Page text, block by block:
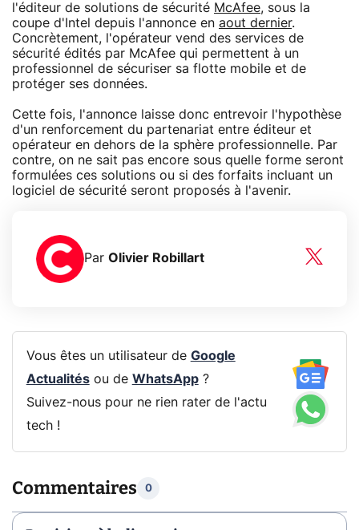
l'éditeur de solutions de sécurité McAfee, sous la
coupe d'Intel depuis l'annonce en aout dernier.
Concrètement, l'opérateur vend des services de
sécurité édités par McAfee qui permettent à un
professionnel de sécuriser sa flotte mobile et de
protéger ses données.
Cette fois, l'annonce laisse donc entrevoir l'hypothèse
d'un renforcement du partenariat entre éditeur et
opérateur en dehors de la sphère professionnelle. Par
contre, on ne sait pas encore sous quelle forme seront
formulées ces solutions ou si des forfaits incluant un
logiciel de sécurité seront proposés à l'avenir.
Par Olivier Robillart
Vous êtes un utilisateur de Google
Actualitésou de WhatsApp?
Suivez-nous pour ne rien rater de l'actu
tech !
Commentaires 0